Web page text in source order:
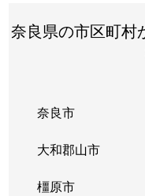
奈良県の市区町村
奈良市
大和郡山市
橿原市